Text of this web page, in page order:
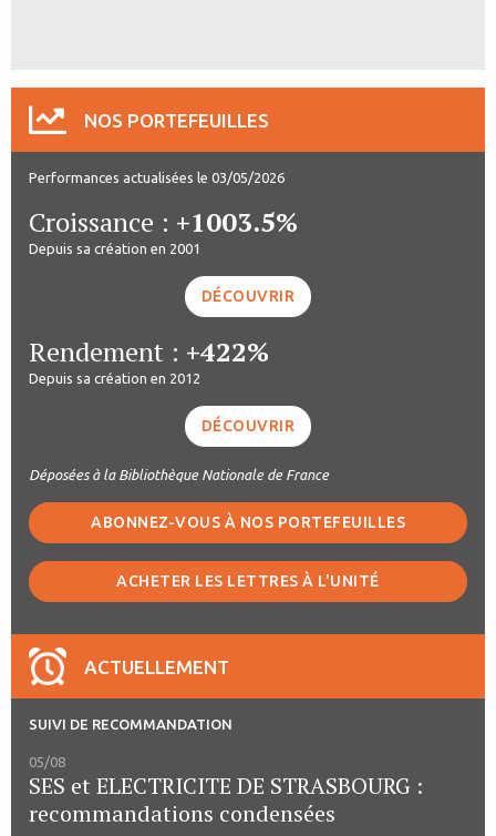
NOS PORTEFEUILLES
Performances actualisées le 03/05/2026
Croissance : +1003.5%
Depuis sa création en 2001
DÉCOUVRIR
Rendement : +422%
Depuis sa création en 2012
DÉCOUVRIR
Déposées à la Bibliothèque Nationale de France
ABONNEZ-VOUS À NOS PORTEFEUILLES
ACHETER LES LETTRES À L'UNITÉ
ACTUELLEMENT
SUIVI DE RECOMMANDATION
05/08
SES et ELECTRICITE DE STRASBOURG :
recommandations condensées